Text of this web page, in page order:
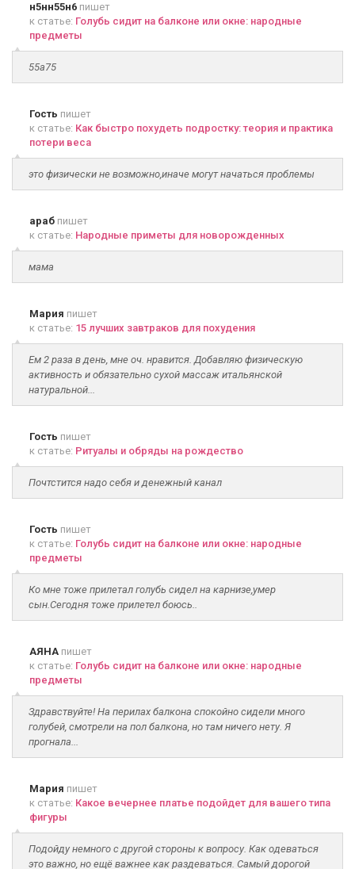
н5нн55н6 пишет
к статье: Голубь сидит на балконе или окне: народные
предметы
55а75
Гость пишет
к статье: Как быстро похудеть подростку: теория и практика
потери веса
это физически не возможно,иначе могут начаться проблемы
араб пишет
к статье: Народные приметы для новорожденных
мама
Мария пишет
к статье: 15 лучших завтраков для похудения
Ем 2 раза в день, мне оч. нравится. Добавляю физическую
активность и обязательно сухой массаж итальянской
натуральной...
Гость пишет
к статье: Ритуалы и обряды на рождество
Почтстится надо себя и денежный канал
Гость пишет
к статье: Голубь сидит на балконе или окне: народные
предметы
Ко мне тоже прилетал голубь сидел на карнизе,умер
сын.Сегодня тоже прилетел боюсь..
АЯНА пишет
к статье: Голубь сидит на балконе или окне: народные
предметы
Здравствуйте! На перилах балкона спокойно сидели много
голубей, смотрели на пол балкона, но там ничего нету. Я
прогнала...
Мария пишет
к статье: Какое вечернее платье подойдет для вашего типа
фигуры
Подойду немного с другой стороны к вопросу. Как одеваться
это важно, но ещё важнее как раздеваться. Самый дорогой